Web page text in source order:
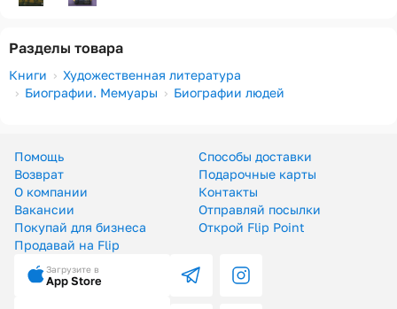
Разделы товара
Книги
Художественная литература
Биографии. Мемуары
Биографии людей
Помощь
Способы доставки
Возврат
Подарочные карты
О компании
Контакты
Вакансии
Отправляй посылки
Покупай для бизнеса
Открой Flip Point
Продавай на Flip
Загрузите в
App Store